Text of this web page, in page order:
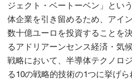
ジェクト・ベートーベン」とい
体企業を引き留めるため、アイ
数十億ユーロを投資することを
るアドリアーンセンス経済・気
戦略において、半導体テクノロ
る10の戦略的技術の1つに挙げ